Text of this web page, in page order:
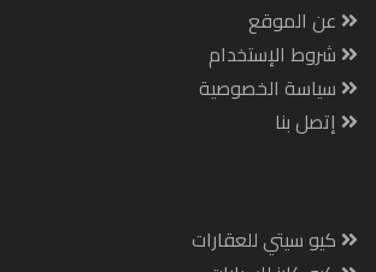
عن الموقع
شروط الإستخدام
سياسة الخصوصية
إتصل بنا
كيو سيتي للعقارات